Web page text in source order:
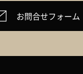
お問合せフォーム